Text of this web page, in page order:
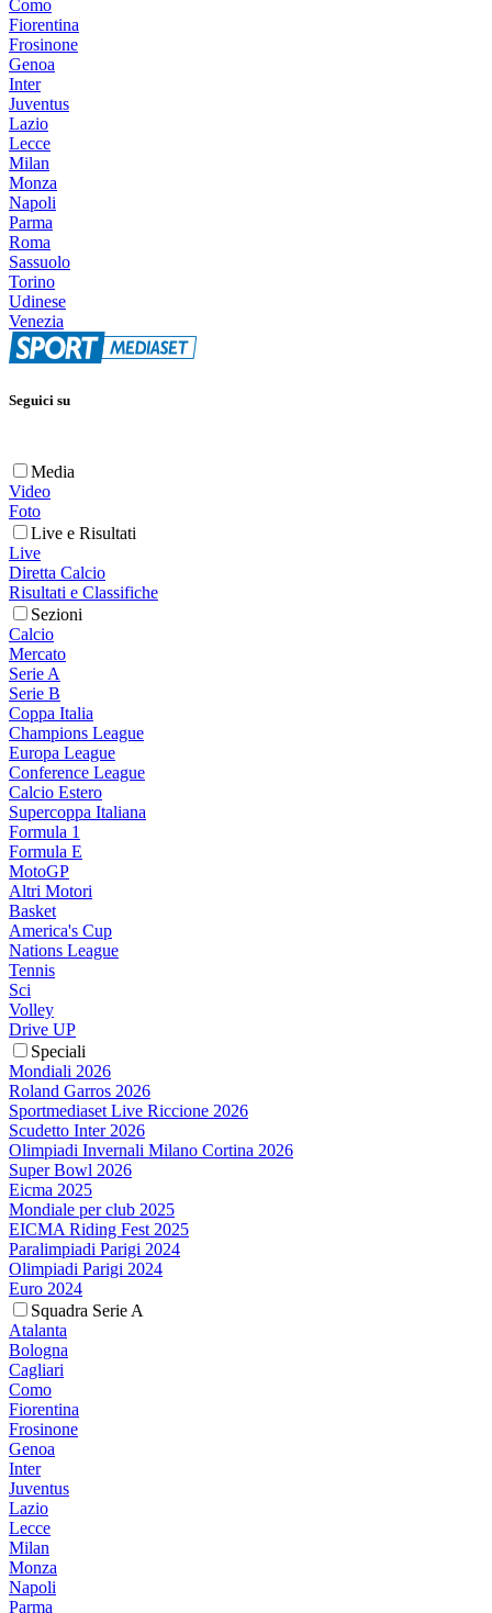
Como
Fiorentina
Frosinone
Genoa
Inter
Juventus
Lazio
Lecce
Milan
Monza
Napoli
Parma
Roma
Sassuolo
Torino
Udinese
Venezia
Seguici su
Media
Video
Foto
Live e Risultati
Live
Diretta Calcio
Risultati e Classifiche
Sezioni
Calcio
Mercato
Serie A
Serie B
Coppa Italia
Champions League
Europa League
Conference League
Calcio Estero
Supercoppa Italiana
Formula 1
Formula E
MotoGP
Altri Motori
Basket
America's Cup
Nations League
Tennis
Sci
Volley
Drive UP
Speciali
Mondiali 2026
Roland Garros 2026
Sportmediaset Live Riccione 2026
Scudetto Inter 2026
Olimpiadi Invernali Milano Cortina 2026
Super Bowl 2026
Eicma 2025
Mondiale per club 2025
EICMA Riding Fest 2025
Paralimpiadi Parigi 2024
Olimpiadi Parigi 2024
Euro 2024
Squadra Serie A
Atalanta
Bologna
Cagliari
Como
Fiorentina
Frosinone
Genoa
Inter
Juventus
Lazio
Lecce
Milan
Monza
Napoli
Parma